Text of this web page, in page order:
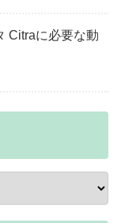
Citraに必要な動